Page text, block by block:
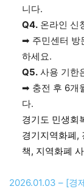
니다.
Q4. 온라인 신
➡ 주민센터 방
하세요.
Q5. 사용 기한
➡ 충전 후 6개
다.
경기도 민생회
경기지역화폐,
책, 지역화폐
2026.01.03 – [경